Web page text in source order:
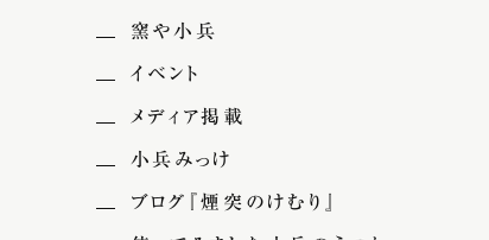
窯や小兵
イベント
メディア掲載
小兵みっけ
ブログ『煙突のけむり』